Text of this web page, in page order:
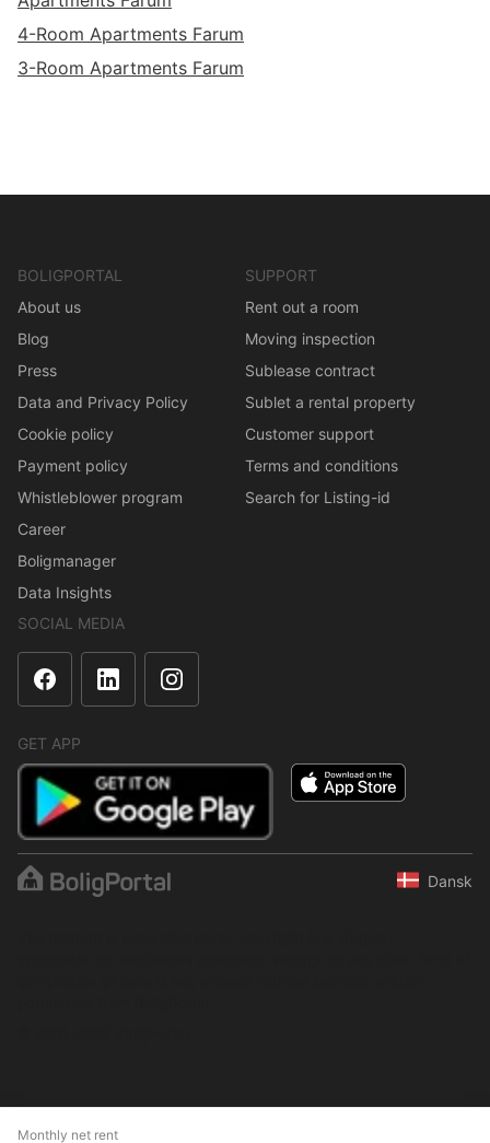
Monthly net rent
4-Room Apartments Farum
3-Room Apartments Farum
BOLIGPORTAL
About us
Blog
Press
Data and Privacy Policy
Cookie policy
Payment policy
Whistleblower program
Career
Boligmanager
Data Insights
SUPPORT
Rent out a room
Moving inspection
Sublease contract
Sublet a rental property
Customer support
Terms and conditions
Search for Listing-id
SOCIAL MEDIA
GET APP
Dansk